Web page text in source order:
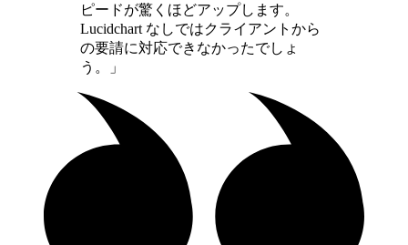
ピードが驚くほどアップします。
Lucidchart なしではクライアントから
の要請に対応できなかったでしょ
う。」